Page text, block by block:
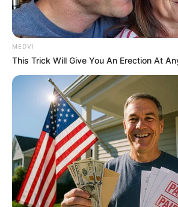
ความรัก เหมือนทุเรียน
ต้องยอมถูกหนามตำ อุปสรรคของควา
ทุเรียน ถ้าเราอดทนและฝ่าฟันไปได้ เร
หวานหอมอร่อยเริดเป็นรางวัล
ความรัก เหมือนโอเลี้ยงถึงจะดำดีสี
อร่อยถูกปาก เป็นข้อพิสูจน์ว่าคนที่ไม่ส
MEDVI
This Trick Will Give You An Erection At